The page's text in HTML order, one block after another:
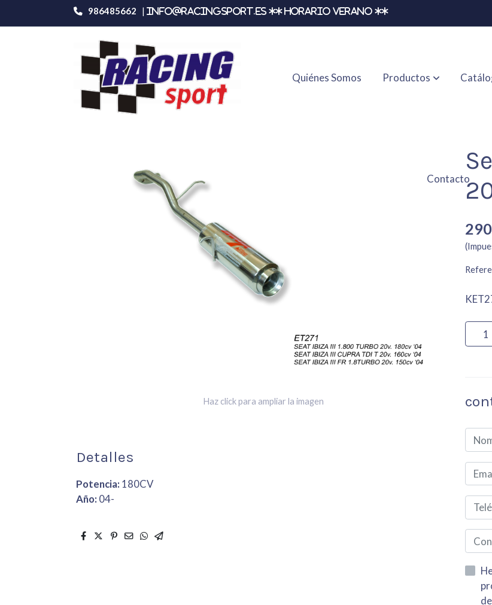
986485662 | info@racingsport.es ** HORARIO VERANO **
Quiénes Somos Productos
Contacto
Productos Seat Ibiza Iii 1.8 Turbo 20v
Haz click para ampliar la imagen
Detalles
Potencia: 180CV
Año: 04-
He
de